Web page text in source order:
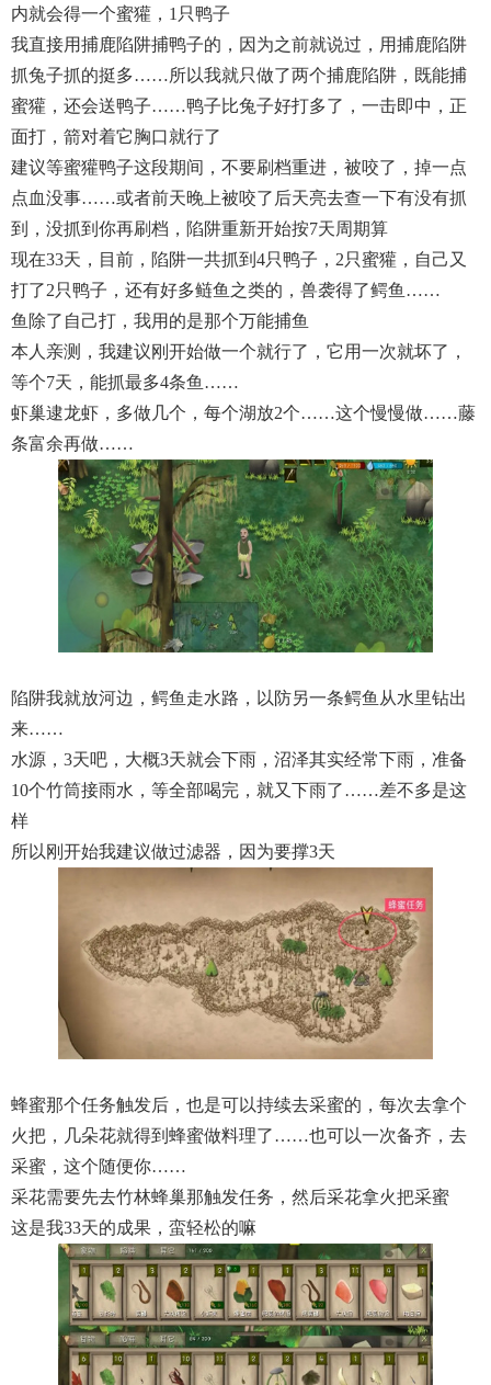
内就会得一个蜜獾，1只鸭子
我直接用捕鹿陷阱捕鸭子的，因为之前就说过，用捕鹿陷阱
抓兔子抓的挺多……所以我就只做了两个捕鹿陷阱，既能捕
蜜獾，还会送鸭子……鸭子比兔子好打多了，一击即中，正
面打，箭对着它胸口就行了
建议等蜜獾鸭子这段期间，不要刷档重进，被咬了，掉一点
点血没事……或者前天晚上被咬了后天亮去查一下有没有抓
到，没抓到你再刷档，陷阱重新开始按7天周期算
现在33天，目前，陷阱一共抓到4只鸭子，2只蜜獾，自己又
打了2只鸭子，还有好多鲢鱼之类的，兽袭得了鳄鱼……
鱼除了自己打，我用的是那个万能捕鱼
本人亲测，我建议刚开始做一个就行了，它用一次就坏了，
等个7天，能抓最多4条鱼……
虾巢逮龙虾，多做几个，每个湖放2个……这个慢慢做……藤
条富余再做……
陷阱我就放河边，鳄鱼走水路，以防另一条鳄鱼从水里钻出
来……
水源，3天吧，大概3天就会下雨，沼泽其实经常下雨，准备
10个竹筒接雨水，等全部喝完，就又下雨了……差不多是这
样
所以刚开始我建议做过滤器，因为要撑3天
蜂蜜那个任务触发后，也是可以持续去采蜜的，每次去拿个
火把，几朵花就得到蜂蜜做料理了……也可以一次备齐，去
采蜜，这个随便你……
采花需要先去竹林蜂巢那触发任务，然后采花拿火把采蜜
这是我33天的成果，蛮轻松的嘛